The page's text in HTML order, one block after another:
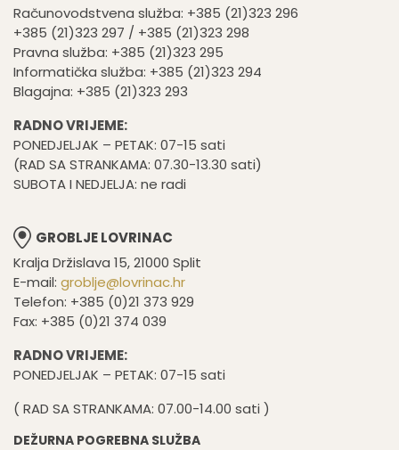
Računovodstvena služba: +385 (21)323 296
+385 (21)323 297 / +385 (21)323 298
Pravna služba: +385 (21)323 295
Informatička služba: +385 (21)323 294
Blagajna: +385 (21)323 293
RADNO VRIJEME:
PONEDJELJAK – PETAK: 07-15 sati
(RAD SA STRANKAMA: 07.30-13.30 sati)
SUBOTA I NEDJELJA: ne radi
GROBLJE LOVRINAC
Kralja Držislava 15, 21000 Split
E-mail: groblje@lovrinac.hr
Telefon: +385 (0)21 373 929
Fax: +385 (0)21 374 039
RADNO VRIJEME:
PONEDJELJAK – PETAK: 07-15 sati
( RAD SA STRANKAMA: 07.00-14.00 sati )
DEŽURNA POGREBNA SLUŽBA